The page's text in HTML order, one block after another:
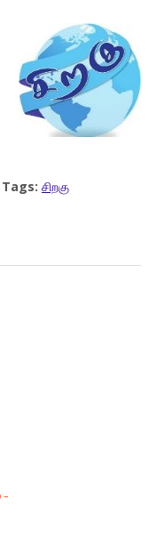
Tags: சிறகு